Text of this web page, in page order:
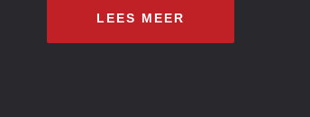
LEES MEER